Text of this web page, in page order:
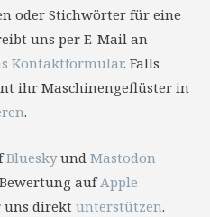
oder Stichwörter für eine
uns per E-Mail an
Kontaktformular. Falls
ihr Maschinengeflüster in
.
Blueskyund Mastodon
aufApple
uns direkt unterstützen.